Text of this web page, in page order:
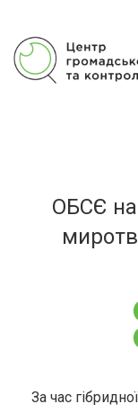
ОБСЄ на
За час